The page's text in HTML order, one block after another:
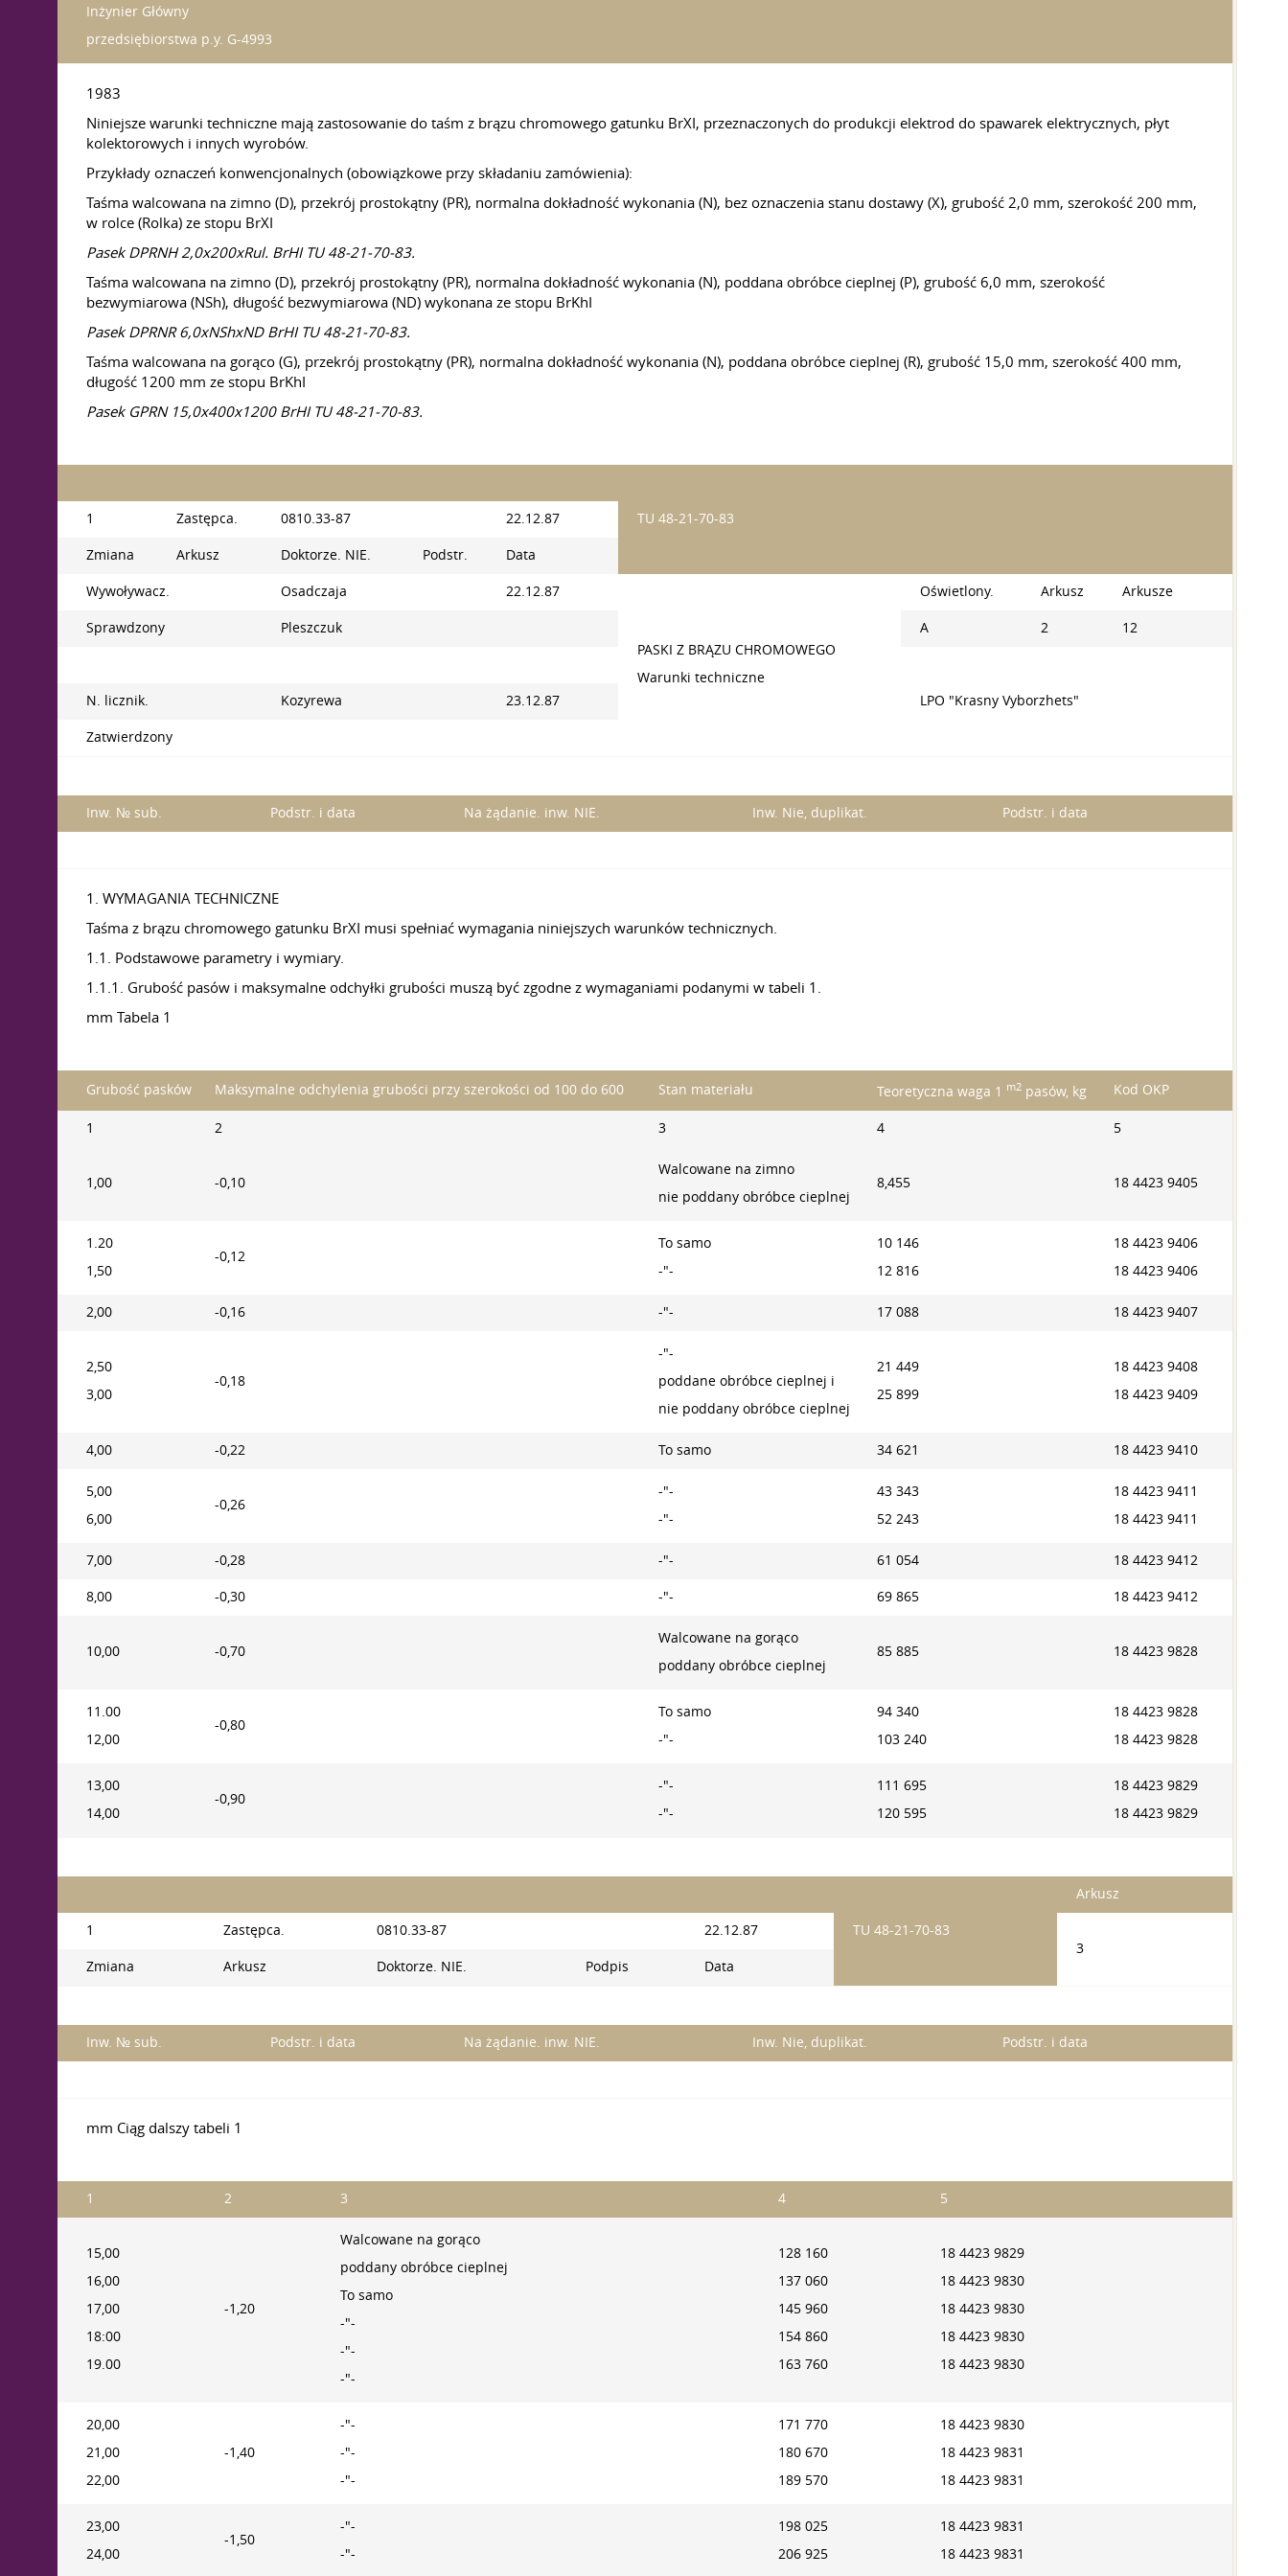
Inżynier Główny
przedsiębiorstwa p.y. G-4993
1983
Niniejsze warunki techniczne mają zastosowanie do taśm z brązu chromowego gatunku BrXI, przeznaczonych do produkcji elektrod do spawarek elektrycznych, płyt
kolektorowych i innych wyrobów.
Przykłady oznaczeń konwencjonalnych (obowiązkowe przy składaniu zamówienia):
Taśma walcowana na zimno (D), przekrój prostokątny (PR), normalna dokładność wykonania (N), bez oznaczenia stanu dostawy (X), grubość 2,0 mm, szerokość 200 mm,
w rolce (Rolka) ze stopu BrXІ
Pasek DPRNH 2,0x200xRul. BrHI TU 48-21-70-83.
Taśma walcowana na zimno (D), przekrój prostokątny (PR), normalna dokładność wykonania (N), poddana obróbce cieplnej (P), grubość 6,0 mm, szerokość
bezwymiarowa (NSh), długość bezwymiarowa (ND) wykonana ze stopu BrKhІ
Pasek DPRNR 6,0xNShxND BrHI TU 48-21-70-83.
Taśma walcowana na gorąco (G), przekrój prostokątny (PR), normalna dokładność wykonania (N), poddana obróbce cieplnej (R), grubość 15,0 mm, szerokość 400 mm,
długość 1200 mm ze stopu BrKhІ
Pasek GPRN 15,0x400x1200 BrHI TU 48-21-70-83.
TU 48-21-70-83
1 Zastępca. 0810.33-87 22.12.87
Zmiana Arkusz Doktorze. NIE. Podstr. Data
Wywoływacz. Osadczaja 22.12.87
PASKI Z BRĄZU CHROMOWEGO
Warunki techniczne
Oświetlony. Arkusz Arkusze
Sprawdzony Pleszczuk A 2 12
LPO "Krasny Vyborzhets"
N. licznik. Kozyrewa 23.12.87
Zatwierdzony
Inw. № sub. Podstr. i data Na żądanie. inw. NIE. Inw. Nie, duplikat. Podstr. i data
1. WYMAGANIA TECHNICZNE
Taśma z brązu chromowego gatunku BrXI musi spełniać wymagania niniejszych warunków technicznych.
1.1. Podstawowe parametry i wymiary.
1.1.1. Grubość pasów i maksymalne odchyłki grubości muszą być zgodne z wymaganiami podanymi w tabeli 1.
mm Tabela 1
Grubość pasków Maksymalne odchylenia grubości przy szerokości od 100 do 600 Stan materiału Teoretyczna waga 1 m2 pasów, kg Kod OKP
1 2 3 4 5
1,00 -0,10
Walcowane na zimno
nie poddany obróbce cieplnej
8,455 18 4423 9405
1.20
1,50
-0,12
To samo
-"-
10 146
12 816
18 4423 9406
18 4423 9406
2,00 -0,16 -"- 17 088 18 4423 9407
2,50
3,00
-0,18
-"-
poddane obróbce cieplnej i
nie poddany obróbce cieplnej
21 449
25 899
18 4423 9408
18 4423 9409
4,00 -0,22 To samo 34 621 18 4423 9410
5,00
6,00
-0,26
-"-
-"-
43 343
52 243
18 4423 9411
18 4423 9411
7,00 -0,28 -"- 61 054 18 4423 9412
8,00 -0,30 -"- 69 865 18 4423 9412
10,00 -0,70
Walcowane na gorąco
poddany obróbce cieplnej
85 885 18 4423 9828
11.00
12,00
-0,80
To samo
-"-
94 340
103 240
18 4423 9828
18 4423 9828
13,00
14,00
-0,90
-"-
-"-
111 695
120 595
18 4423 9829
18 4423 9829
TU 48-21-70-83
Arkusz
1 Zastępca. 0810.33-87
22.12.87
3
Zmiana
Arkusz Doktorze. NIE. Podpis Data
Inw. № sub. Podstr. i data Na żądanie. inw. NIE. Inw. Nie, duplikat. Podstr. i data
mm Ciąg dalszy tabeli 1
1 2 3 4 5
15,00
16,00
17,00
18:00
19.00
-1,20
Walcowane na gorąco
poddany obróbce cieplnej
To samo
-"-
-"-
-"-
128 160
137 060
145 960
154 860
163 760
18 4423 9829
18 4423 9830
18 4423 9830
18 4423 9830
18 4423 9830
20,00
21,00
22,00
-1,40
-"-
-"-
-"-
171 770
180 670
189 570
18 4423 9830
18 4423 9831
18 4423 9831
23,00
24,00
-1,50
-"-
-"-
198 025
206 925
18 4423 9831
18 4423 9831